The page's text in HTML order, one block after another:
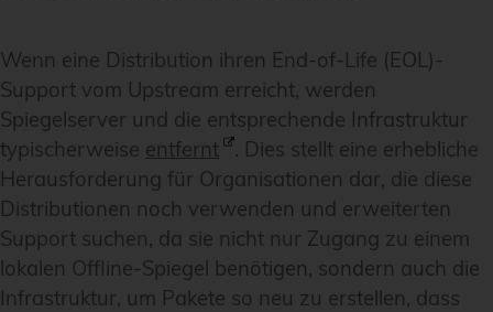
Wenn eine Distribution ihren End-of-Life (EOL)-
Support vom Upstream erreicht, werden
Spiegelserver und die entsprechende Infrastruktur
typischerweise entfernt
. Dies stellt eine erhebliche
Herausforderung für Organisationen dar, die diese
Distributionen noch verwenden und erweiterten
Support suchen, da sie nicht nur Zugang zu einem
lokalen Offline-Spiegel benötigen, sondern auch die
Infrastruktur, um Pakete so neu zu erstellen, dass